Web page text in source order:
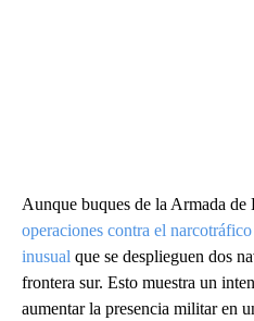
Aunque buques de la Armada de
operaciones contra el
inusual que se desplieguen dos
frontera sur. Esto muestra un
aumentar la presencia militar en